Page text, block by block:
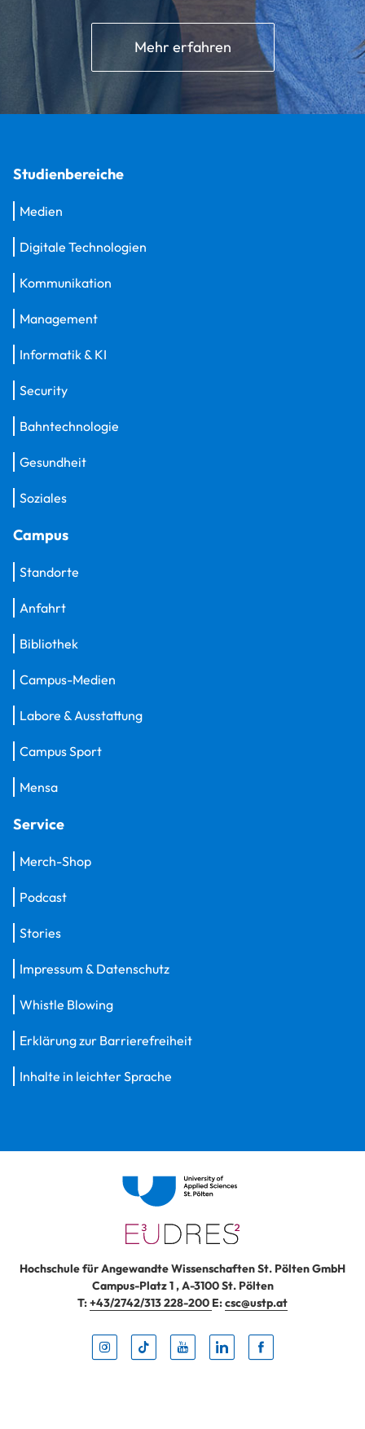
Mehr erfahren
Studienbereiche
Medien
Digitale Technologien
Kommunikation
Management
Informatik & KI
Security
Bahntechnologie
Gesundheit
Soziales
Campus
Standorte
Anfahrt
Bibliothek
Campus-Medien
Labore & Ausstattung
Campus Sport
Mensa
Service
Merch-Shop
Podcast
Stories
Impressum & Datenschutz
Whistle Blowing
Erklärung zur Barrierefreiheit
Inhalte in leichter Sprache
Hochschule für Angewandte Wissenschaften St. Pölten GmbH
Campus-Platz 1,A-3100St. Pölten
T:+43/2742/313 228-200 E:csc@ustp.at